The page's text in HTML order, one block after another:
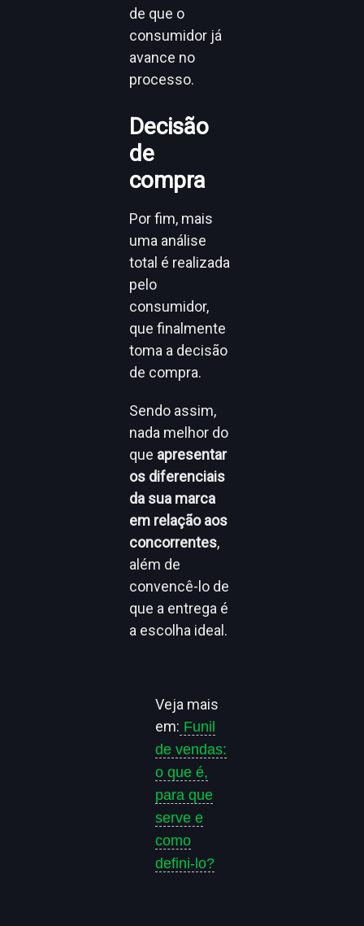
de que o
consumidor já
avance no
processo.
Decisão
de
compra
Por fim, mais
uma análise
total é realizada
pelo
consumidor,
que finalmente
toma a decisão
de compra.
Sendo assim,
nada melhor do
que apresentar
os diferenciais
da sua marca
em relação aos
concorrentes,
além de
convencê-lo de
que a entrega é
a escolha ideal.
Veja mais
em: Funil
de vendas:
o que é,
para que
serve e
como
defini-lo?